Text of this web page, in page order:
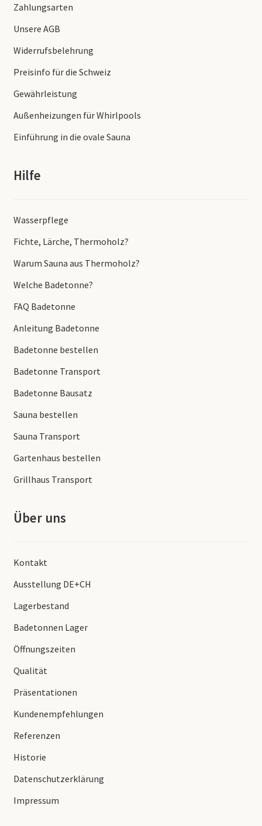
Zahlungsarten
Unsere AGB
Widerrufsbelehrung
Preisinfo für die Schweiz
Gewährleistung
Außenheizungen für Whirlpools
Einführung in die ovale Sauna
Hilfe
Wasserpflege
Fichte, Lärche, Thermoholz?
Warum Sauna aus Thermoholz?
Welche Badetonne?
FAQ Badetonne
Anleitung Badetonne
Badetonne bestellen
Badetonne Transport
Badetonne Bausatz
Sauna bestellen
Sauna Transport
Gartenhaus bestellen
Grillhaus Transport
Über uns
Kontakt
Ausstellung DE+CH
Lagerbestand
Badetonnen Lager
Öffnungszeiten
Qualität
Präsentationen
Kundenempfehlungen
Referenzen
Historie
Datenschutzerklärung
Impressum